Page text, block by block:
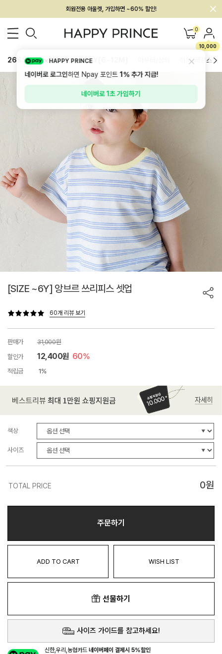
회원전용 아울렛, 가입하면 ~60% 할인!
멤버십 최대 28,000원 혜택 0
10,000
26SS 신상 BEST BABY[6~12M] 하의/레깅스
[SIZE ~6Y] 앙브르 쓰리피스 셋업
60개 리뷰 보기
판매가
31,000원
할인가
12,400원 60%
적립금 1%
색상
사이즈
TOTAL PRICE 0원
주문하기
ADD TO CART WISH LIST
선물하기
사이즈 가이드를 참고하세요!
신한,우리,농협카드네이버페이 결제시 5%할인
HAPPY PRINCE
네이버로 로그인하면 Npay 포인트1%추가 지급!
네이버로 1초 가입하기